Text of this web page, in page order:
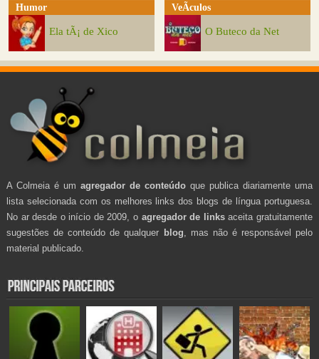
Humor
Ela tÃ¡ de Xico
VeÃ­culos
O Buteco da Net
A Colmeia é um agregador de conteúdo que publica diariamente uma
lista selecionada com os melhores links dos blogs de língua portuguesa.
No ar desde o início de 2009, o agregador de linksaceita gratuitamente
sugestões de conteúdo de qualquer blog , mas não é responsável pelo
material publicado.